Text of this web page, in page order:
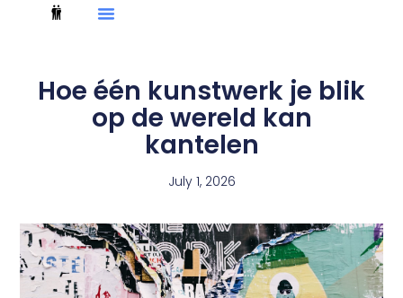
Hoe één kunstwerk je blik
op de wereld kan
kantelen
July 1, 2026